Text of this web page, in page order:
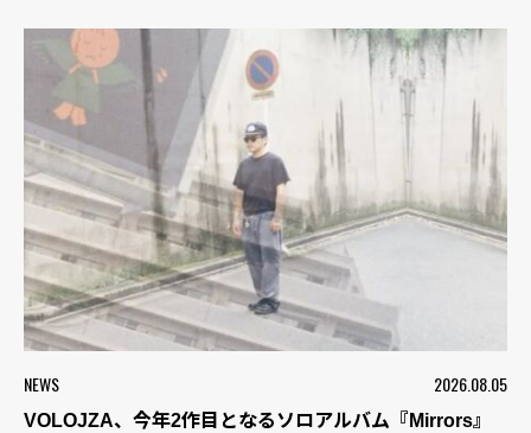
NEWS 2026.08.05
VOLOJZA、今年2作目となるソロアルバム『Mirrors』